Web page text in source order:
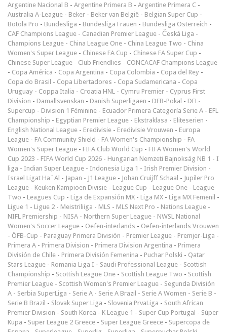
Argentine Nacional B - Argentine Primera B - Argentine Primera C -
Australia A-League - Beker - Beker van België - Belgian Super Cup -
Botola Pro - Bundesliga - Bundesliga Frauen - Bundesliga Österreich -
CAF Champions League - Canadian Premier League - Česká Liga -
Champions League - China League One - China League Two - China
Women's Super League - Chinese FA Cup - Chinese FA Super Cup -
Chinese Super League - Club Friendlies - CONCACAF Champions League
- Copa América - Copa Argentina - Copa Colombia - Copa del Rey -
Copa do Brasil - Copa Libertadores - Copa Sudamericana - Copa
Uruguay - Coppa Italia - Croatia HNL - Cymru Premier - Cyprus First
Division - Damallsvenskan - Danish Superligaen - DFB-Pokal - DFL-
Supercup - Division 1 Féminine - Ecuador Primera Categoría Serie A - EFL
Championship - Egyptian Premier League - Ekstraklasa - Eliteserien -
English National League - Eredivisie - Eredivisie Vrouwen - Europa
League - FA Community Shield - FA Women's Championship - FA
Women's Super League - FIFA Club World Cup - FIFA Women's World
Cup 2023 - FIFA World Cup 2026 - Hungarian Nemzeti Bajnokság NB 1 - I
liga - Indian Super League - Indonesia Liga 1 - Irish Premier Division -
Israel Ligat Ha`Al - Japan - J1 League - Johan Cruijff Schaal - Jupiler Pro
League - Keuken Kampioen Divisie - League Cup - League One - League
Two - Leagues Cup - Liga de Expansión MX - Liga MX - Liga MX Femenil -
Ligue 1 - Ligue 2 - Meistriliiga - MLS - MLS Next Pro - Nations League -
NIFL Premiership - NISA - Northern Super League - NWSL National
Women's Soccer League - Oefen-interlands - Oefen-interlands Vrouwen
- ÖFB-Cup - Paraguay Primera División - Premier League - Premjer-Liga -
Primera A - Primera Division - Primera Division Argentina - Primera
División de Chile - Primera División Femenina - Puchar Polski - Qatar
Stars League - Romania Liga I - Saudi Professional League - Scottish
Championship - Scottish League One - Scottish League Two - Scottish
Premier League - Scottish Women's Premier League - Segunda División
A - Serbia SuperLiga - Serie A - Serie A Brazil - Serie A Women - Serie B -
Serie B Brazil - Slovak Super Liga - Slovenia PrvaLiga - South African
Premier Division - South Korea - K League 1 - Super Cup Portugal - Süper
Kupa - Super League 2 Greece - Super League Greece - Supercopa de